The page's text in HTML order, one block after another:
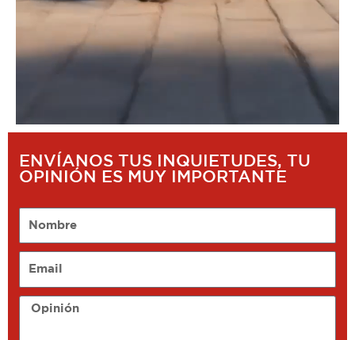
ENVÍANOS TUS INQUIETUDES, TU
OPINIÓN ES MUY IMPORTANTE
Opinión